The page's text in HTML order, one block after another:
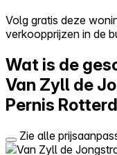
Log in
Probeer Walter gratis
Volg gratis deze
verkoopprijzen in de
Wat is de
Van Zyll de
Pernis
Zie alle